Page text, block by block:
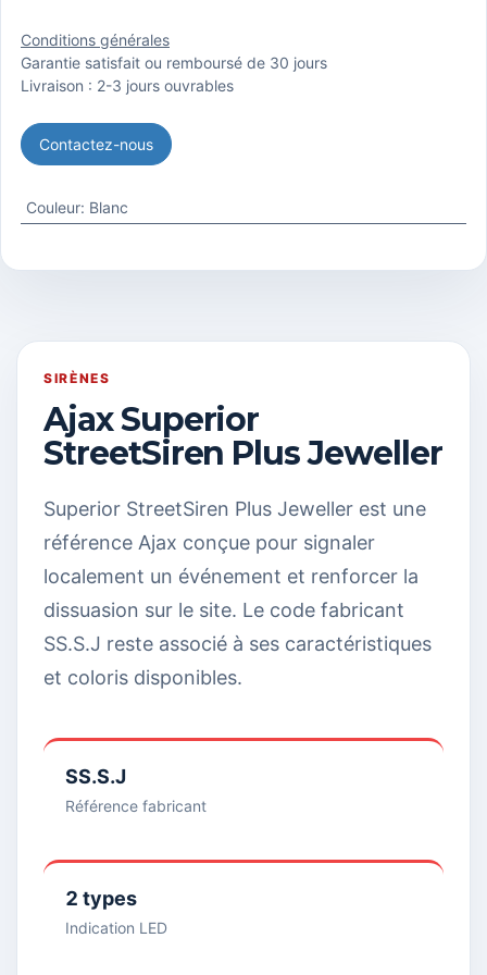
Conditions générales
Garantie satisfait ou remboursé de 30 jours
Livraison : 2-3 jours ouvrables
Contactez-nous
Couleur: Blanc
SIRÈNES
Ajax Superior
StreetSiren Plus Jeweller
Superior StreetSiren Plus Jeweller est une
référence Ajax conçue pour signaler
localement un événement et renforcer la
dissuasion sur le site. Le code fabricant
SS.S.J reste associé à ses caractéristiques
et coloris disponibles.
SS.S.J
Référence fabricant
2 types
Indication LED